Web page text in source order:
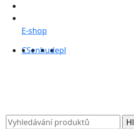
E-shop
CSenhudepl